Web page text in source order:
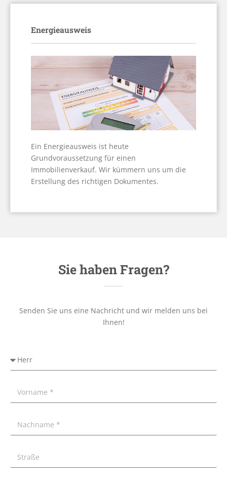
Energieausweis
Ein Energieausweis ist heute
Grundvoraussetzung für einen
Immobilienverkauf. Wir kümmern uns um die
Erstellung des richtigen Dokumentes.
Sie haben Fragen?
Senden Sie uns eine Nachricht und wir melden uns bei
Ihnen!